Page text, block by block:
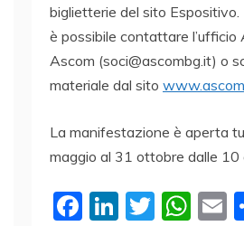
biglietterie del sito
è possibile contattare l’ufficio
Ascom (soci@ascombg.it) o
materiale dal sito
La manifestazione è aperta
maggio al 31 ottobre dalle 10
F
Li T
W E